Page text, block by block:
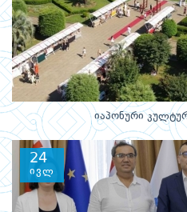
იაპონური
24
ივლ